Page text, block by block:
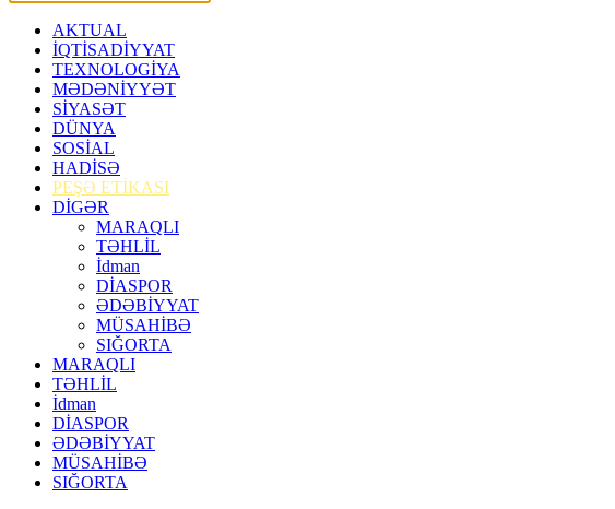
AKTUAL
İQTİSADİYYAT
TEXNOLOGİYA
MƏDƏNİYYƏT
SİYASƏT
DÜNYA
SOSİAL
HADİSƏ
PEŞƏ ETİKASI
DİGƏR
MARAQLI
TƏHLİL
İdman
DİASPOR
ƏDƏBİYYAT
MÜSAHİBƏ
SIĞORTA
MARAQLI
TƏHLİL
İdman
DİASPOR
ƏDƏBİYYAT
MÜSAHİBƏ
SIĞORTA